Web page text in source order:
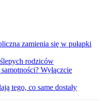
zamienia się w pułapki
rodziców
Wyłączcie
tego, co same dostały